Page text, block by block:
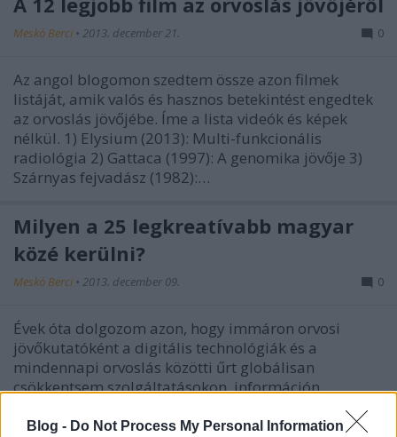
Blog - Do Not Process My Personal Information
Meskó Berci • 2013. december 21. 0
Az angol blogomon szedtem össze azon filmek
listáját, amik valós és hasznos betekintést engedtek
az orvoslás jövőjébe. Íme a lista videók és képek
nélkül. 1) Elysium (2013): Multi-funkcionális
radiológia 2) Gattaca (1997): A genomika jövője 3)
Szárnyas fejvadász (1982):…
Milyen a 25 legkreatívabb magyar
közé kerülni?
Meskó Berci • 2013. december 09. 0
Évek óta dolgozom azon, hogy immáron orvosi
jövőkutatóként a digitális technológiák és a
mindennapi orvoslás közötti űrt globálisan
csökkentsem szolgáltatásokon, információn,
könyvön, útmutatókon és kurzusokon keresztül.
Amikor megtudtam, hogy a Kreatív Magazin idén